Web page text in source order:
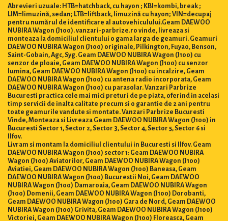
Abrevieri uzuale: HTB=hatchback, cu hayon ; KBI=kombi, break ;
LIM=limuzină, sedan; LTB=liftback, limuzină cu hayon; VIN=decupaj
pentru numărul de identificare al autovehiculului.Geam DAEWOO
NUBIRA Wagon (J100). vanzari-parbrize.ro vinde, livreaza si
monteaza la domiciliul clientului o gama larga de geamuri. Geamuri
DAEWOO NUBIRA Wagon (J100) originale, Pilkington, Fuyao, Benson,
Saint-Gobain, Agc, Syg. Geam DAEWOO NUBIRA Wagon (J100) cu
senzor de ploaie, Geam DAEWOO NUBIRA Wagon (J100) cu senzor
lumina, Geam DAEWOO NUBIRA Wagon (J100) cu incalzire, Geam
DAEWOO NUBIRA Wagon (J100) cu antena radio incorporata, Geam
DAEWOO NUBIRA Wagon (J100) cu parasolar. Vanzari Parbrize
Bucuresti practica cele mai mici preturi de pe piata, oferind in acelasi
timp servicii de inalta calitate precum si o garantie de 2 ani pentru
toate geamurile vandute si montate. Vanzari Parbrize Bucuresti
Vinde, Monteaza si Livreaza Geam DAEWOO NUBIRA Wagon (J100) in
Bucuresti Sector 1, Sector 2, Sector 3, Sector 4, Sector 5, Sector 6 si
Ilfov.
Livram si montam la domiciliul clientului in Bucuresti si Ilfov. Geam
DAEWOO NUBIRA Wagon (J100) sector 1: Geam DAEWOO NUBIRA
Wagon (J100) Aviatorilor, Geam DAEWOO NUBIRA Wagon (J100)
Aviatiei, Geam DAEWOO NUBIRA Wagon (J100) Baneasa, Geam
DAEWOO NUBIRA Wagon (J100) Bucurestii Noi, Geam DAEWOO
NUBIRA Wagon (J100) Damaroaia, Geam DAEWOO NUBIRA Wagon
(J100) Domenii, Geam DAEWOO NUBIRA Wagon (J100) Dorobanti,
Geam DAEWOO NUBIRA Wagon (J100) Gara de Nord, Geam DAEWOO
NUBIRA Wagon (J100) Grivita, Geam DAEWOO NUBIRA Wagon (J100)
Victoriei, Geam DAEWOO NUBIRA Wagon (J100) Floreasca, Geam